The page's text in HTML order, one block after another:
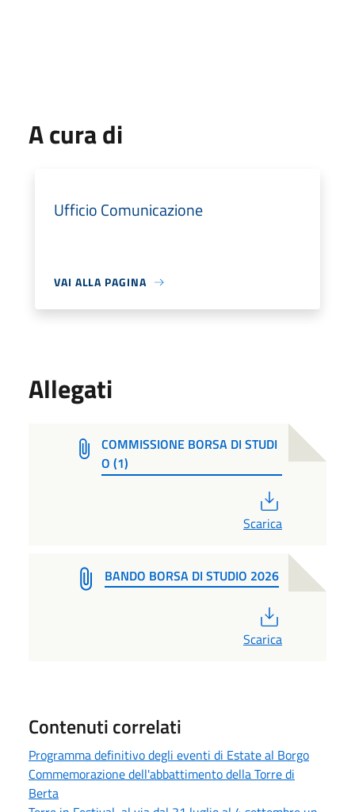
A cura di
Ufficio Comunicazione
VAI ALLA PAGINA
Allegati
COMMISSIONE BORSA DI STUDI
O (1)
Scarica
BANDO BORSA DI STUDIO 2026
Scarica
Contenuti correlati
Programma definitivo degli eventi di Estate al Borgo
Commemorazione dell'abbattimento della Torre di
Berta